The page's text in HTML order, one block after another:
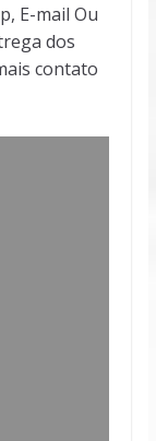
E-mail Ou
dos
contato